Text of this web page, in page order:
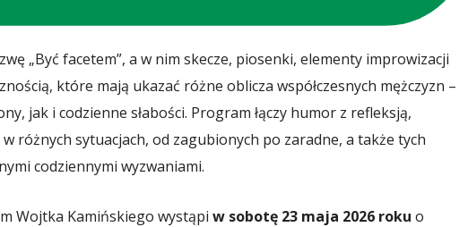
„Być facetem”, a w nim skecze, piosenki, elementy improwizacji
które mają ukazać różne oblicza współczesnych mężczyzn –
jak i codzienne słabości. Program łączy humor z refleksją,
różnych sytuacjach, od zagubionych po zaradne, a także tych
codziennymi wyzwaniami.
Wojtka Kamińskiego wystąpi w sobotę 23 maja 2026 roku o